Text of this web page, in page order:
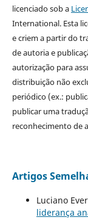
licenciado sob a
International. Esta
e criem a partir do
de autoria e
autorização para
distribuição não
periódico (ex.:
publicar uma
reconhecimento de
Artigos
Luciano
liderança